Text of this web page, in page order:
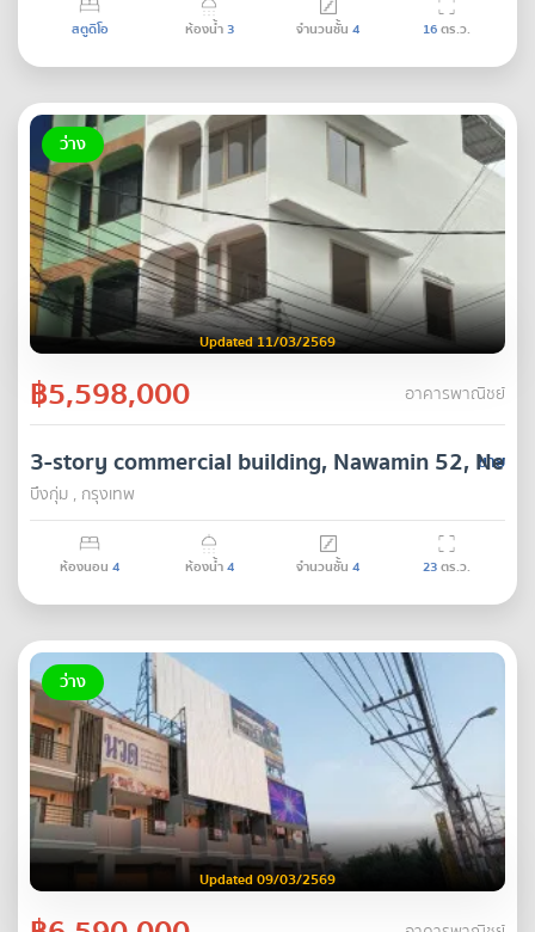
สตูดิโอ ห้องน้ำ3 จำนวนชั้น 4 16ตร.ว.
ว่าง
Updated 11/03/2569
฿5,598,000 อาคารพาณิชย์
ขาย
3-story commercial building, Nawamin 52, New
บึงกุ่ม , กรุงเทพ
ห้องนอน 4 ห้องน้ำ4 จำนวนชั้น 4 23ตร.ว.
ว่าง
Updated 09/03/2569